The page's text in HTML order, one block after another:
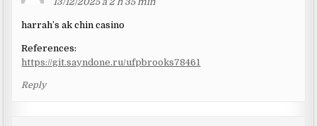
harrah’s ak chin casino
References:
https://git.sayndone.ru/ufpbrooks78461
Reply